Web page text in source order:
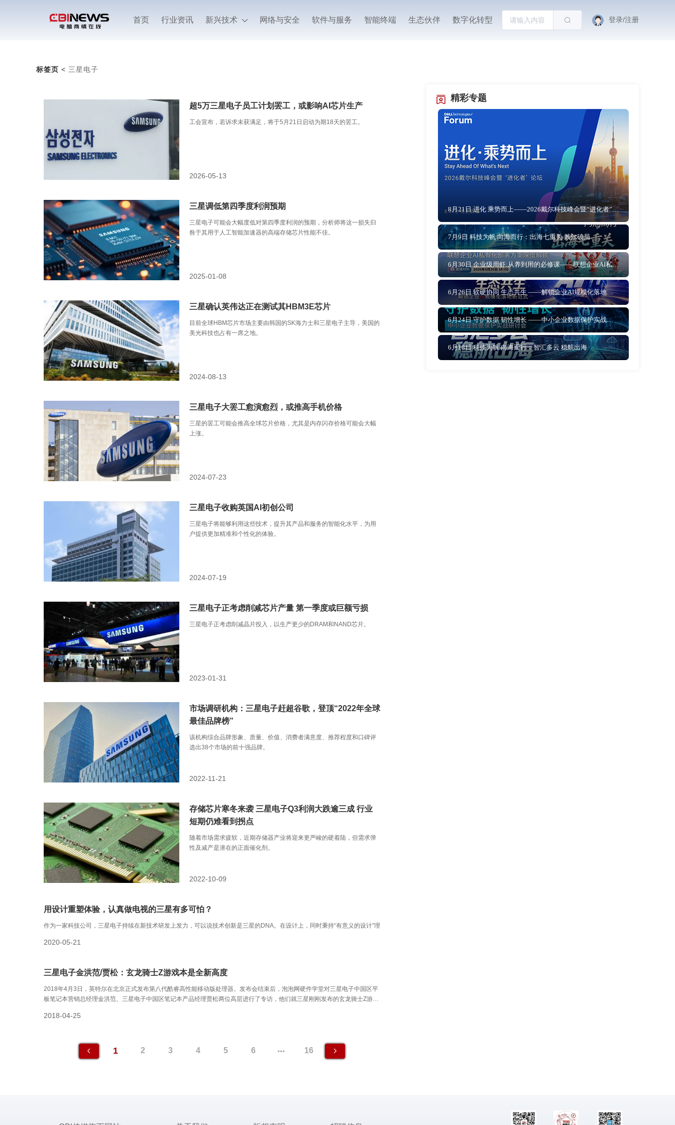
首页 行业资讯 新兴技术 网络与安全 软件与服务 智能终端 生态伙伴 数字化转型 登录/注册
标签页 < 三星电子
超5万三星电子员工计划罢工，或影响AI芯片生产
工会宣布，若诉求未获满足，将于5月21日启动为期18天的罢工。
2026-05-13
三星调低第四季度利润预期
三星电子可能会大幅度低对第四季度利润的预期，分析师将这一损失归
咎于其用于人工智能加速器的高端存储芯片性能不佳。
2025-01-08
三星确认英伟达正在测试其HBM3E芯片
目前全球HBM芯片市场主要由韩国的SK海力士和三星电子主导，美国的
美光科技也占有一席之地。
2024-08-13
三星电子大罢工愈演愈烈，或推高手机价格
三星的罢工可能会推高全球芯片价格，尤其是内存闪存价格可能会大幅
上涨。
2024-07-23
三星电子收购英国AI初创公司
三星电子将能够利用这些技术，提升其产品和服务的智能化水平，为用
户提供更加精准和个性化的体验。
2024-07-19
三星电子正考虑削减芯片产量 第一季度或巨额亏损
三星电子正考虑削减晶片投入，以生产更少的DRAM和NAND芯片。
2023-01-31
市场调研机构：三星电子赶超谷歌，登顶“2022年全球
最佳品牌榜”
该机构综合品牌形象、质量、价值、消费者满意度、推荐程度和口碑评
选出38个市场的前十强品牌。
2022-11-21
存储芯片寒冬来袭 三星电子Q3利润大跌逾三成 行业
短期仍难看到拐点
随着市场需求疲软，近期存储器产业将迎来更严峻的硬着陆，但需求弹
性及减产是潜在的正面催化剂。
2022-10-09
用设计重塑体验，认真做电视的三星有多可怕？
作为一家科技公司，三星电子持续在新技术研发上发力，可以说技术创新是三星的DNA。在设计上，同时秉持“有意义的设计”理
2020-05-21
三星电子金洪范/贾松：玄龙骑士Z游戏本是全新高度
2018年4月3日，英特尔在北京正式发布第八代酷睿高性能移动版处理器。发布会结束后，泡泡网硬件学堂对三星电子中国区平
板笔记本营销总经理金洪范、三星电子中国区笔记本产品经理贾松两位高层进行了专访，他们就三星刚刚发布的玄龙骑士Z游戏
2018-04-25
1 2 3 4 5 6 16
精彩专题
8月21日 进化 乘势而上——2026戴尔科技峰会暨“进化者”论坛
7月9日 科技为帆 向海而行：出海七重关 戴尔破局
6月30日 企业级用虾:从养到用的必修课——联想企业AI私有化部署方案深度解读
6月26日 软硬协同 生态共生 ——解锁企业AI规模化落地新范式
6月24日 守护数据 韧性增长 ——中小企业数据保护实战研讨会
6月18日 科技为帆 向海而行：智汇多云 稳航出海